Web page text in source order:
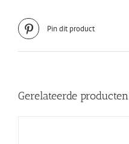
Pin dit product
Gerelateerde producten